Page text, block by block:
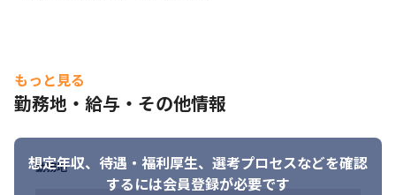
もっと見る
勤務地・給与・その他情報
想定年収、待遇・福利厚生、 選考プロセスなどを確認
するには会員登録が必要です
勤務地